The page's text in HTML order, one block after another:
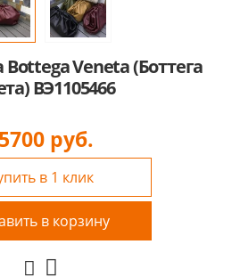
Veneta (Боттега
BЭ1105466
руб.
в 1 клик
в корзину